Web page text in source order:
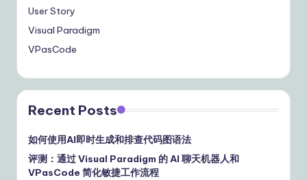
User Story
Visual Paradigm
VPasCode
Recent Posts
如何使用AI即时生成和排查代码图语法
评测：通过 Visual Paradigm 的 AI 聊天机器人和
VPasCode 简化敏捷工作流程